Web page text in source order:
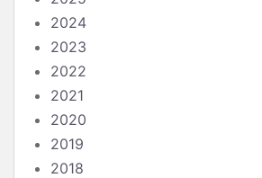
2024
2023
2022
2021
2020
2019
2018